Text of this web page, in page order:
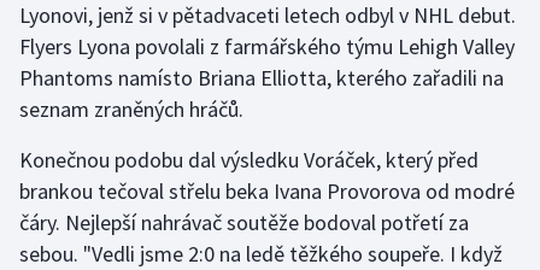
Sportovní střelba
Stolní tenis
Veslování
Vodní slalom
Lyonovi, jenž si v pětadvaceti letech odbyl v NHL debut.
Flyers Lyona povolali z farmářského týmu Lehigh Valley
Phantoms namísto Briana Elliotta, kterého zařadili na
seznam zraněných hráčů.
Konečnou podobu dal výsledku Voráček, který před
brankou tečoval střelu beka Ivana Provorova od modré
čáry. Nejlepší nahrávač soutěže bodoval potřetí za
sebou. "Vedli jsme 2:0 na ledě těžkého soupeře. I když